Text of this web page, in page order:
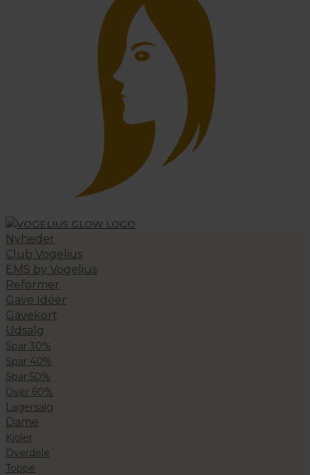
Nyheder
Club Vogelius
EMS by Vogelius
Reformer
Gave Idéer
Gavekort
Udsalg
Spar 30%
Spar 40%
Spar 50%
Over 60%
Lagersalg
Dame
Kjoler
Overdele
Toppe